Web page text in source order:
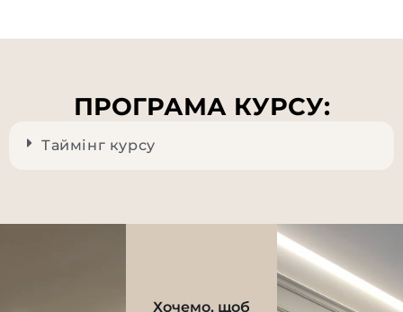
ПРОГРАМА КУРСУ:
Таймінг курсу
Хочемо, щоб